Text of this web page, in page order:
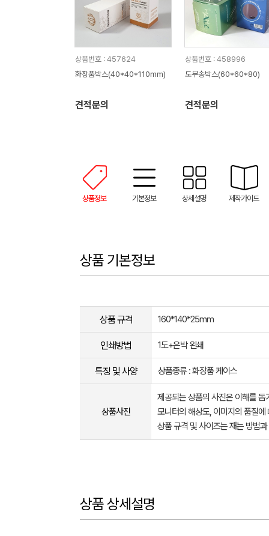
상품번호 : 457624
화장품박스(40*40*110mm)
견적문의
상품번호 : 458996
도무송박스(60*60*80)
견적문의
상품정보 기본정보 상세설명 제작가이드
상품 기본정보
상품 규격 160*140*25mm
인쇄방법 1도+은박 왼쇄
특징 및 사양 상품종류 : 화장품 케이스
상품사진
제공되는 상품의 사진은 이해를
모니터의 해상도, 이미지의 품질
상품 규격 및 사이즈는 재는 방법
상품 상세설명